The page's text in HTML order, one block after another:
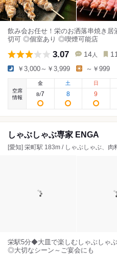
飲み会お任せ！栄のお洒落串焼き
切可 ◎個室あり ◎喫煙可能店
3.07 14 人
￥3,000～￥3,999 ～￥999
空席
情報
金
8/7
土
8
日
9
しゃぶしゃぶ専家 ENGA
[愛知] 栄町駅 183m / しゃぶしゃぶ、肉
栄駅5分◆大皿で楽しむしゃぶしゃ
◎大切なシーン～ご宴会にも